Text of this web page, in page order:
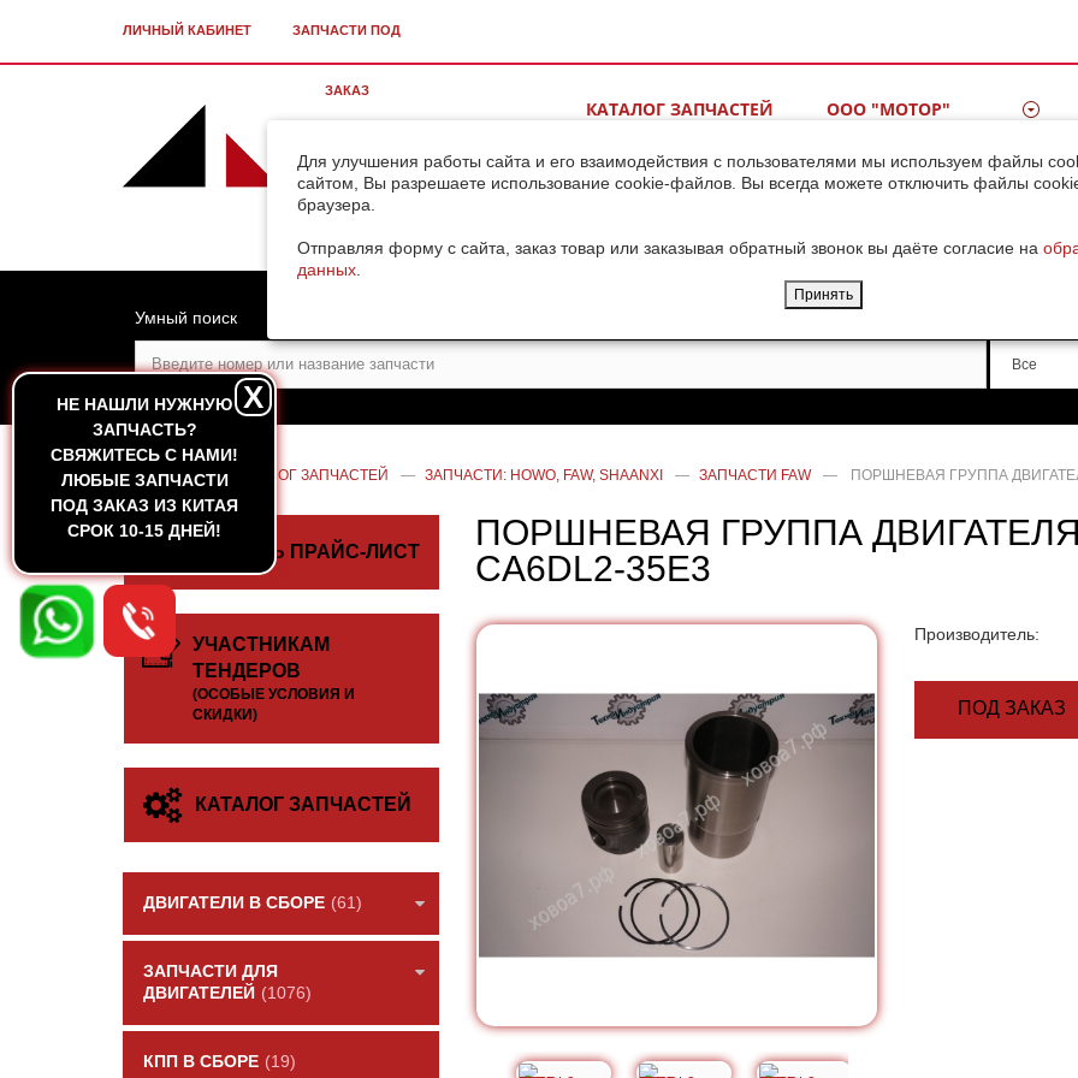
Для улучшения работы сайта и его взаимодействия с пользователями мы используем файлы
сайтом, Вы разрешаете использование cookie-файлов. Вы всегда можете отключить файлы
браузера.
Отправляя форму с сайта, заказ товар или заказывая обратный звонок вы даёте согласие на
данных
Принять
ЛИЧНЫЙ КАБИНЕТ ЗАПЧАСТИ ПОД
ЗАКАЗ
КАТАЛОГ ЗАПЧАСТЕЙ ООО "МОТОР"
ВИДЕОГАЛЕРЕЯ КОНТАКТЫ
НЕ НАШЛИ НУЖНУЮ
ЗАПЧАСТЬ?
CВЯЖИТЕСЬ С НАМИ!
ЛЮБЫЕ ЗАПЧАСТИ
ПОД ЗАКАЗ ИЗ КИТАЯ
СРОК 10-15 ДНЕЙ!
X
Умный поиск
Все
ГЛАВНАЯ — КАТАЛОГ ЗАПЧАСТЕЙ — ЗАПЧАСТИ: HOWO, FAW, SHAANXI — ЗАПЧАСТИ FAW — ПОРШНЕВАЯ ГРУППА
СКАЧАТЬ ПРАЙС-ЛИСТ
УЧАСТНИКАМ
ТЕНДЕРОВ
(ОСОБЫЕ УСЛОВИЯ И
СКИДКИ)
КАТАЛОГ ЗАПЧАСТЕЙ
ДВИГАТЕЛИ В СБОРЕ (61)
ЗАПЧАСТИ ДЛЯ
ДВИГАТЕЛЕЙ (1076)
КПП В СБОРЕ (19)
ПОРШНЕВАЯ ГРУППА ДВИГАТЕЛЯ
CA6DL2-35E3
Производитель:
ПОД ЗАКАЗ